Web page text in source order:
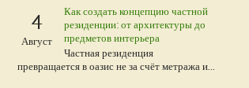
4
Август
Как создать концепцию частной
резиденции: от архитектуры до
предметов интерьера
Частная резиденция
превращается в оазис не за счёт метража и...